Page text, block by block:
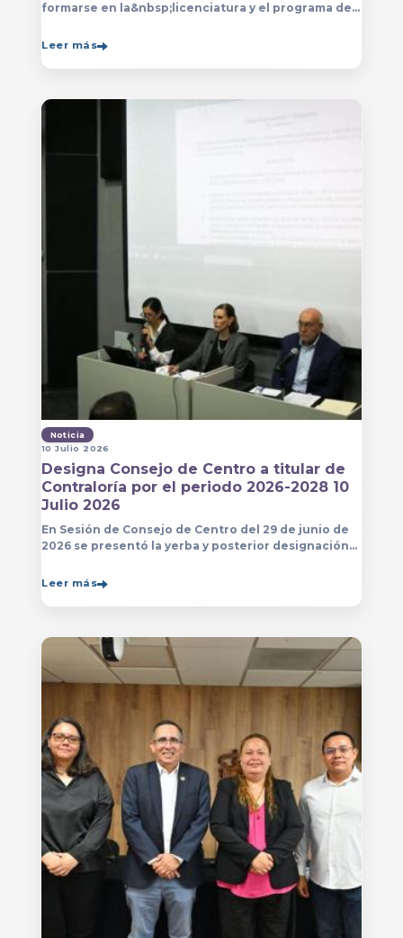
formarse en la&nbsp;licenciatura y el programa de
el&nbsp;
Leer más
Noticia
10 Julio 2026
Designa Consejo de Centro a titular de
Contraloría por el periodo 2026-2028 10
Julio 2026
En Sesión de Consejo de Centro del 29 de junio de
2026 se presentó la yerba y posterior designación
del Centro Universitario de Arte, Arquitectura
Leer más